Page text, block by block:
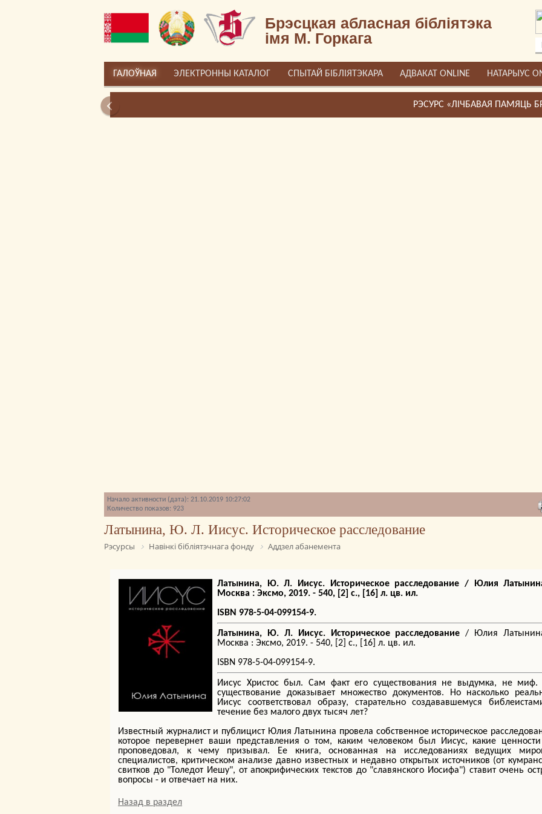
Брэсцкая абласная бібліятэка
імя М. Горкага
ГАЛОЎНАЯ ЭЛЕКТРОННЫ КАТАЛОГ СПЫТАЙ БІБЛІЯТЭКАРА АДВАКАТ ONLINE НАТАРЫУС
Начало активности (дата): 21.10.2019 10:27:02
Количество показов: 923
Латынина, Ю. Л. Иисус. Историческое расследование
Рэсурсы Навінкі бібліятэчнага фонду Аддзел абанемента
Латынина, Ю. Л. Иисус. Историческое расследование / Юлия
Москва : Эксмо, 2019. - 540, [2] с., [16] л. цв. ил.
ISBN 978-5-04-099154-9.
Латынина, Ю. Л. Иисус. Историческое расследование / Юлия
Москва : Эксмо, 2019. - 540, [2] с., [16] л. цв. ил.
ISBN 978-5-04-099154-9.
Иисус Христос был. Сам факт его существования не выдумка, не миф.
существование доказывает множество документов. Но насколько
Иисус соответствовал образу, старательно создававшемуся
течение без малого двух тысяч лет?
Известный журналист и публицист Юлия Латынина провела собственное историческое
которое перевернет ваши представления о том, каким человеком был Иисус, какие
проповедовал, к чему призывал. Ее книга, основанная на исследованиях ведущих
специалистов, критическом анализе давно известных и недавно открытых источников (от
свитков до "Толедот Иешу", от апокрифических текстов до "славянского Иосифа") ставит очень
вопросы - и отвечает на них.
Назад в раздел